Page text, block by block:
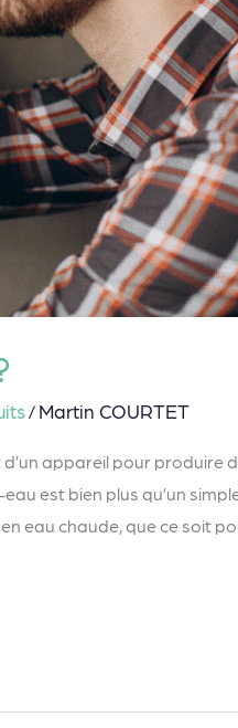
/ Martin COURTET
appareil pour produire
est bien plus qu’un
eau chaude, que ce soit